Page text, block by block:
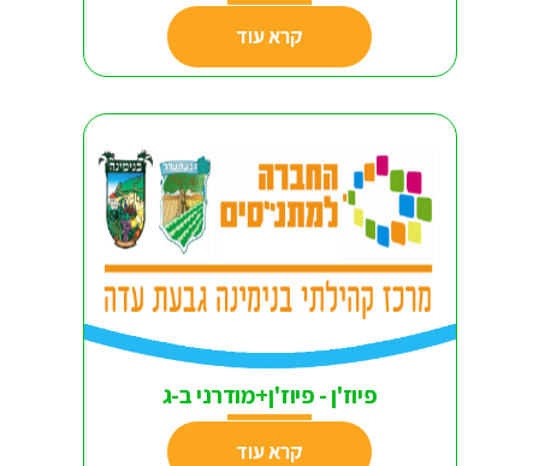
קרא עוד
פיוז'ן - פיוז'ן+מודרני ב-ג
קרא עוד